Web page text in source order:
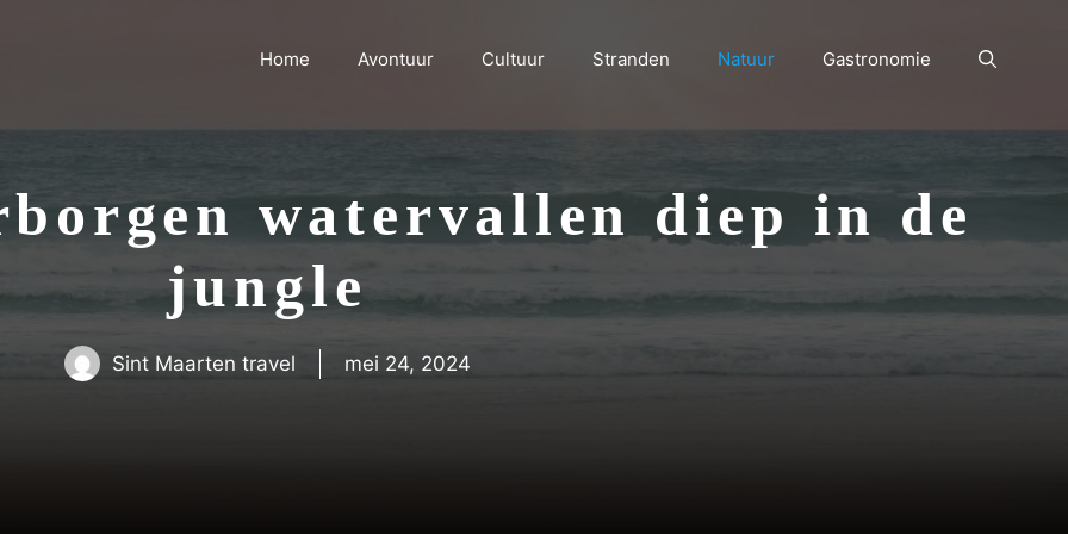
Home Avontuur Cultuur Stranden Natuur Gastronomie
watervallen diep in de
jungle
Sint Maarten travel mei 24, 2024